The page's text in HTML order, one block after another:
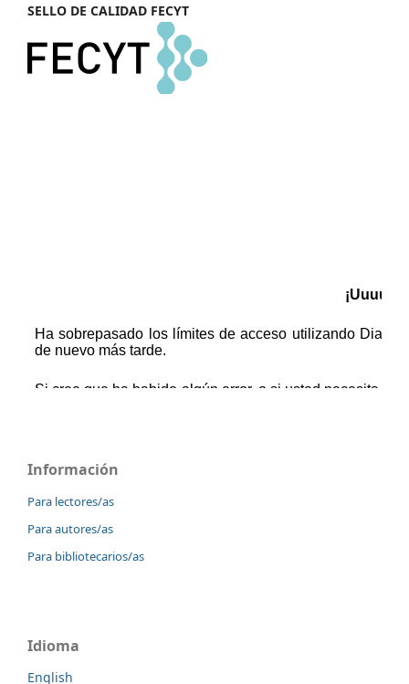
SELLO DE CALIDAD FECYT
Información
Para lectores/as
Para autores/as
Para bibliotecarios/as
Idioma
English